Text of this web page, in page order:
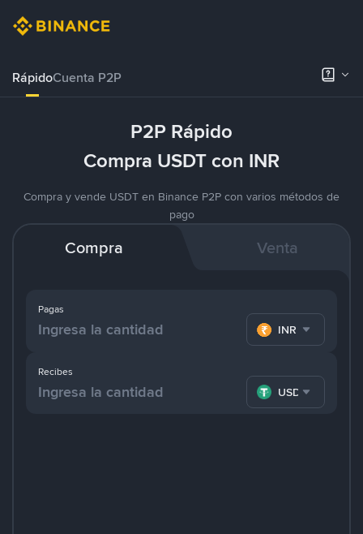
RápidoCuenta P2P
P2P Rápido
Compra USDT con INR
Compra y vende USDT en Binance P2P con varios métodos de
pago
Compra Venta
Pagas
INR
Recibes
USDT